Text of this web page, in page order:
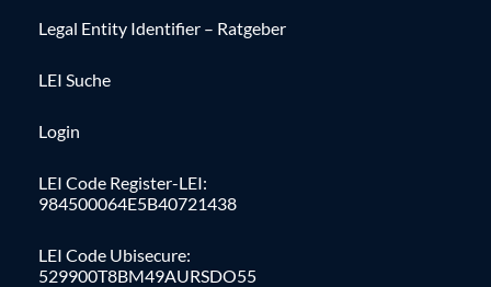
Legal Entity Identifier – Ratgeber
LEI Suche
Login
LEI Code Register-LEI:
984500064E5B40721438
LEI Code Ubisecure:
529900T8BM49AURSDO55